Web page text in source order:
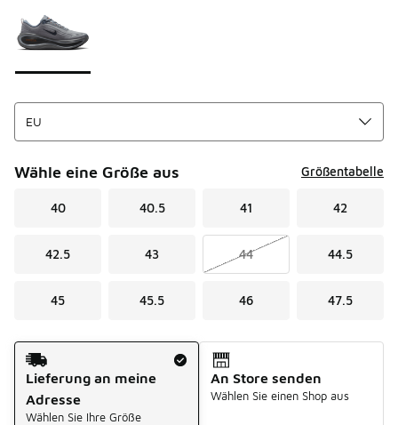
Wähle eine Größe aus Größentabelle
40 40.5 41 42
42.5 43 44 44.5
45 45.5 46 47.5
Versandart
Lieferung an meine
Adresse
Wählen Sie Ihre Größe
An Store senden
Wählen Sie einen Shop aus